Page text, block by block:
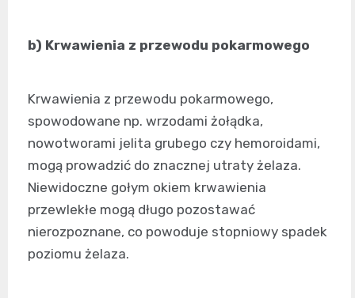
b) Krwawienia z przewodu pokarmowego
Krwawienia z przewodu pokarmowego,
spowodowane np. wrzodami żołądka,
nowotworami jelita grubego czy hemoroidami,
mogą prowadzić do znacznej utraty żelaza.
Niewidoczne gołym okiem krwawienia
przewlekłe mogą długo pozostawać
nierozpoznane, co powoduje stopniowy spadek
poziomu żelaza.